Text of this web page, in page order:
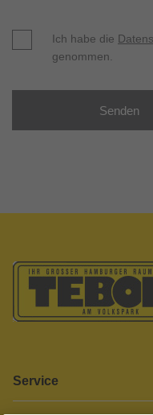
Ich habe die
genommen.
Senden
Service